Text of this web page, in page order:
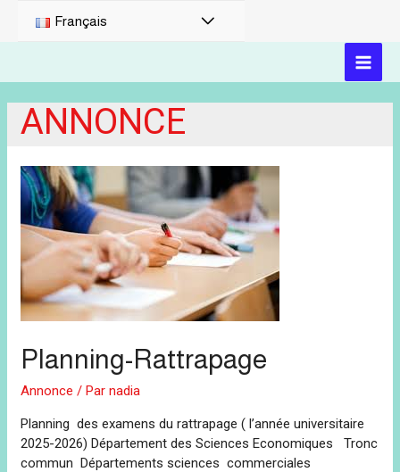
Français PERMUTATEUR
MENU
ANNONCE
Planning-Rattrapage
Annonce / Parnadia
Planning des examens du rattrapage ( l’année universitaire
2025-2026) Département des Sciences Economiques Tronc
commun Départements sciences commerciales